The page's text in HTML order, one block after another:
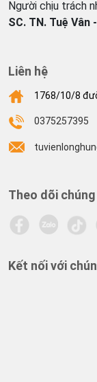
Người chịu trách
SC. TN. Tuệ Vân
Liên hệ
1768/10/8
0375257395
Theo dõi
Kết nối với